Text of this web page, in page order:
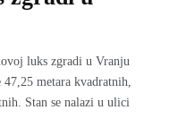
luks zgradi u Vranju
metara kvadratnih,
ulici